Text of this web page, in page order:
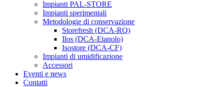
Impianti PAL-STORE
Impianti sperimentali
Metodologie di conservazione
Storefresh (DCA-RQ)
Ilos (DCA-Etanolo)
Isostore (DCA-CF)
Impianti di umidificazione
Accessori
Eventi e news
Contatti